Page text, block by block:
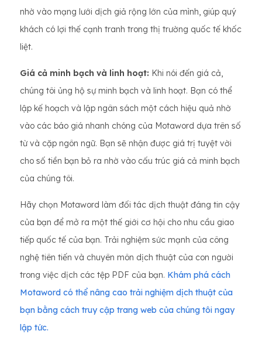
nhờ vào mạng lưới dịch giả rộng lớn của mình, giúp quý
khách có lợi thế cạnh tranh trong thị trường quốc tế khốc
liệt.
Giá cả minh bạch và linh hoạt: Khi nói đến giá cả,
chúng tôi ủng hộ sự minh bạch và linh hoạt. Bạn có thể
lập kế hoạch và lập ngân sách một cách hiệu quả nhờ
vào các báo giá nhanh chóng của Motaword dựa trên số
từ và cặp ngôn ngữ. Bạn sẽ nhận được giá trị tuyệt vời
cho số tiền bạn bỏ ra nhờ vào cấu trúc giá cả minh bạch
của chúng tôi.
Hãy chọn Motaword làm đối tác dịch thuật đáng tin cậy
của bạn để mở ra một thế giới cơ hội cho nhu cầu giao
tiếp quốc tế của bạn. Trải nghiệm sức mạnh của công
nghệ tiên tiến và chuyên môn dịch thuật của con người
trong việc dịch các tệp PDF của bạn. Khám phá cách
Motaword có thể nâng cao trải nghiệm dịch thuật của
bạn bằng cách truy cập trang web của chúng tôi ngay
lập tức.